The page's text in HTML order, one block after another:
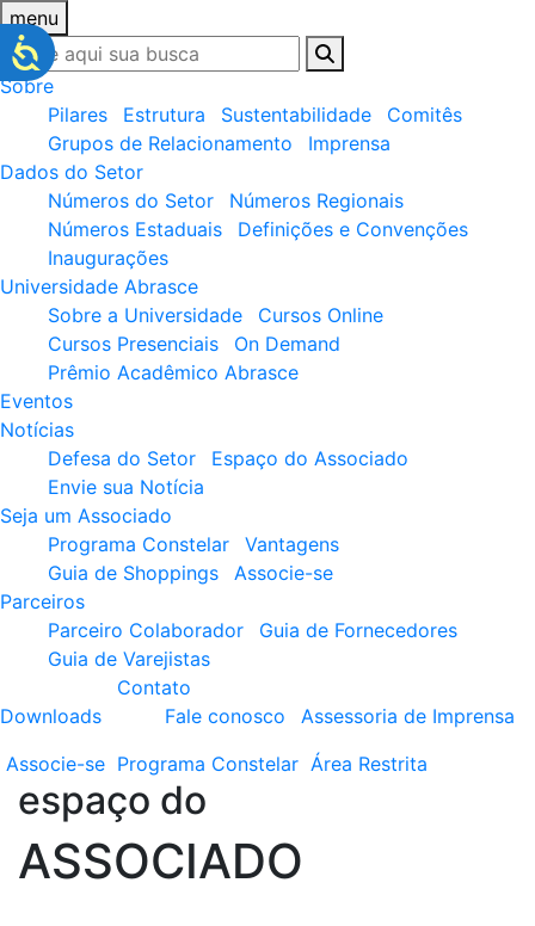
menu
Sobre
Pilares
Estrutura Sustentabilidade
Comitês
Grupos de Relacionamento
Imprensa
Dados do Setor
Números do Setor
Números Regionais
Números Estaduais
Definições e Convenções
Inaugurações
Universidade Abrasce
Sobre a Universidade
Cursos Online
Cursos Presenciais
On Demand
Prêmio Acadêmico Abrasce
Eventos
Notícias
Defesa do Setor
Espaço do Associado
Envie sua Notícia
Seja um Associado
Programa Constelar
Vantagens
Guia de Shoppings
Associe-se
Parceiros
Parceiro Colaborador
Guia de Fornecedores
Guia de Varejistas
Downloads
Contato
Fale conosco
Assessoria de Imprensa
Associe-se Programa Constelar Área Restrita
espaço do
ASSOCIADO